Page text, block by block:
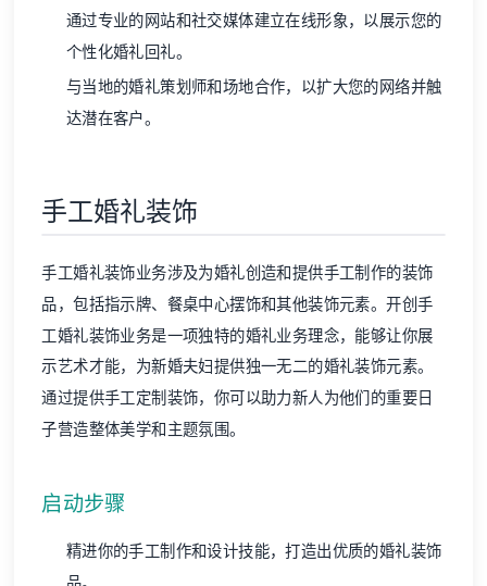
通过专业的网站和社交媒体建立在线形象，以展示您的
个性化婚礼回礼。
与当地的婚礼策划师和场地合作，以扩大您的网络并触
达潜在客户。
手工婚礼装饰
手工婚礼装饰业务涉及为婚礼创造和提供手工制作的装饰
品，包括指示牌、餐桌中心摆饰和其他装饰元素。开创手
工婚礼装饰业务是一项独特的婚礼业务理念，能够让你展
示艺术才能，为新婚夫妇提供独一无二的婚礼装饰元素。
通过提供手工定制装饰，你可以助力新人为他们的重要日
子营造整体美学和主题氛围。
启动步骤
精进你的手工制作和设计技能，打造出优质的婚礼装饰